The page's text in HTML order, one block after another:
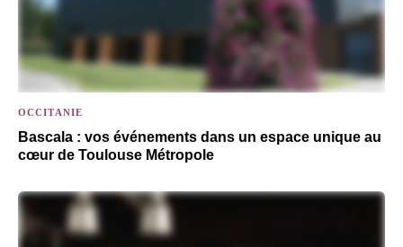
OCCITANIE
Bascala : vos événements dans un espace unique au
cœur de Toulouse Métropole